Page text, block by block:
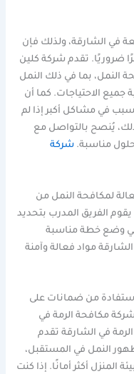
في الشارقة، ولذلك فإن
ضروريًا. تقدم شركة كلين
بما في ذلك النمل
الاحتياجات. كما أن
في مشاكل أكبر إذا لم
يُنصح بالتواصل مع
مناسبة.شركة
لمكافحة النمل من
الفريق المدرب بتحديد
في وضع خطة مناسبة
مواد فعالة وآمنة
من ضمانات على
مكافحة الرمة في
في الشارقة تقدم
النمل في المستقبل،
أكثر أمانًا. إذا كنت